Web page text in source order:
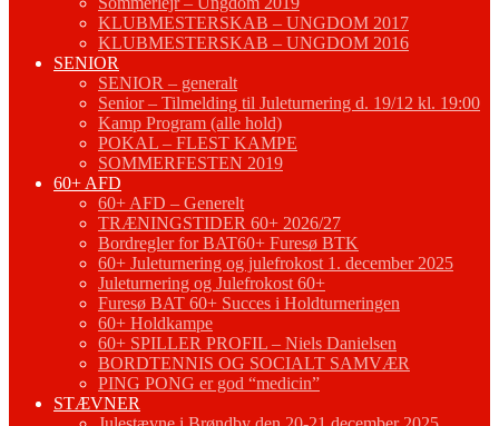
KLUBMESTERSKAB – UNGDOM 2017
KLUBMESTERSKAB – UNGDOM 2016
SENIOR
SENIOR – generalt
Senior – Tilmelding til Juleturnering d. 19/12 kl. 19:00
Kamp Program (alle hold)
POKAL – FLEST KAMPE
SOMMERFESTEN 2019
60+ AFD
60+ AFD – Generelt
TRÆNINGSTIDER 60+ 2026/27
Bordregler for BAT60+ Furesø BTK
60+ Juleturnering og julefrokost 1. december 2025
Juleturnering og Julefrokost 60+
Furesø BAT 60+ Succes i Holdturneringen
60+ Holdkampe
60+ SPILLER PROFIL – Niels Danielsen
BORDTENNIS OG SOCIALT SAMVÆR
PING PONG er god “medicin”
STÆVNER